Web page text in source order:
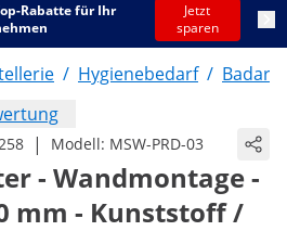
Rabatte für Ihr
Jetzt
sparen
/ Hygienebedarf /
| Modell: MSW-PRD-03
- Wandmontage -
mm - Kunststoff /